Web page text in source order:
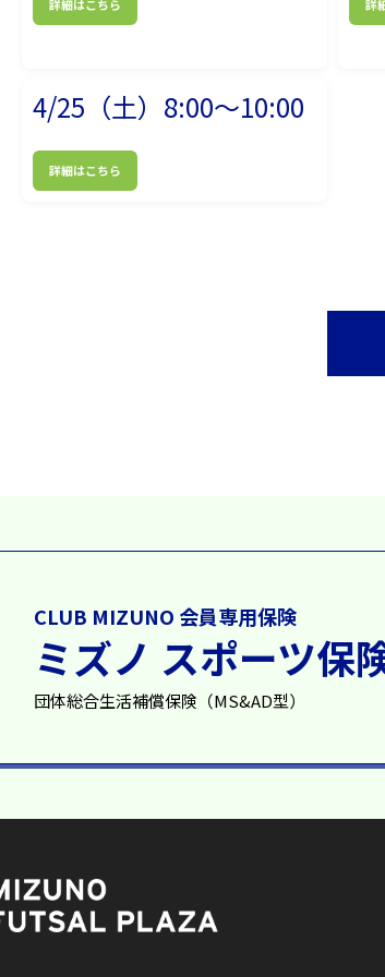
詳細はこちら
詳
4/25（土）8:00～10:00
詳細はこちら
CLUB MIZUNO 会員専用保険
ミズノ スポーツ保
団体総合生活補償保険（MS&AD型）